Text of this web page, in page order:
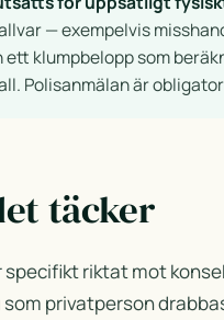
— exempelvis
klumpbelopp som
Polisanmälan är
täcker
riktat mot
privatperson